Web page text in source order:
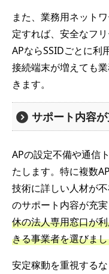
また、業務用ネット
定すれば、安全なフ
APならSSIDごとに利
接続端末が増えても
きます。
サポート内容
APの設定不備や通信
たします。特に複数
技術に詳しい人材が
のサポート内容が充
休の法人専用窓口が
きる事業者を選びま
安定稼動を重視するな